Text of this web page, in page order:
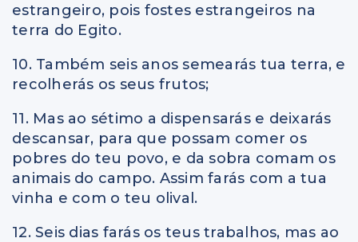
estrangeiro, pois fostes estrangeiros na
terra do Egito.
10. Também seis anos semearás tua terra, e
recolherás os seus frutos;
11. Mas ao sétimo a dispensarás e deixarás
descansar, para que possam comer os
pobres do teu povo, e da sobra comam os
animais do campo. Assim farás com a tua
vinha e com o teu olival.
12. Seis dias farás os teus trabalhos, mas ao